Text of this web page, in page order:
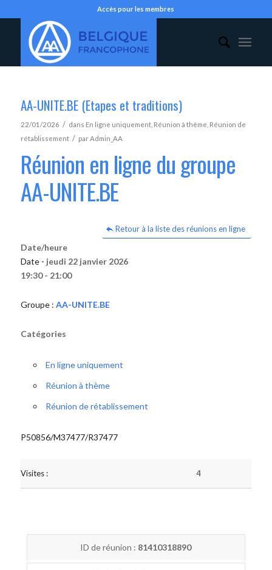
Accès pour les membres
AA-UNITE.BE (Etapes et traditions)
22/01/2026 / dans En ligne uniquement, Réunion à thème Réunion de
rétablissement / parAdmin_AA
Réunion en ligne du groupe
AA-UNITE.BE
Retour à la liste des réunions en ligne
Date/heure
Date - jeudi 22 janvier 2026
19:30 - 21:00
Groupe : AA-UNITE.BE
Catégories
En ligne uniquement
Réunion à thème
Réunion de rétablissement
P50856/M37477/R37477
Visites : 4
ID de réunion : 81410318890